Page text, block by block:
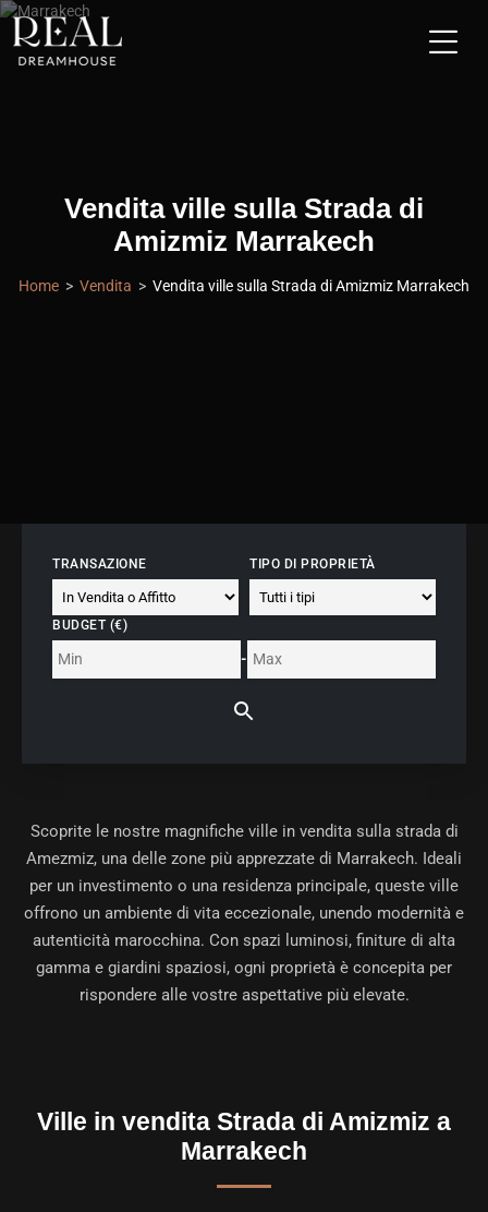
Vendita ville sulla Strada di
Amizmiz Marrakech
Home Vendita Vendita ville sulla Strada di Amizmiz Marrakech
TRANSAZIONE TIPO DI PROPRIETÀ
BUDGET (€)
-
Scoprite le nostre magnifiche ville in vendita sulla strada di
Amezmiz, una delle zone più apprezzate di Marrakech. Ideali
per un investimento o una residenza principale, queste ville
offrono un ambiente di vita eccezionale, unendo modernità e
autenticità marocchina. Con spazi luminosi, finiture di alta
gamma e giardini spaziosi, ogni proprietà è concepita per
rispondere alle vostre aspettative più elevate.
Ville in vendita Strada di Amizmiz a
Marrakech